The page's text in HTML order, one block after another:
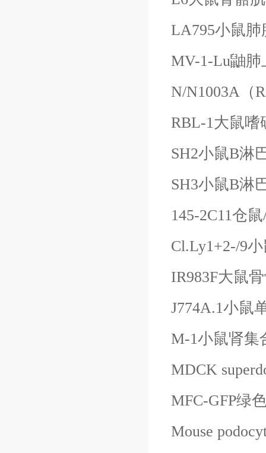
LA795小鼠
MV-1-Lu鼬肺
N/N1003A（
RBL-1大鼠嗜
SH2小鼠B淋
SH3小鼠B淋
145-2C11仓鼠
Cl.Ly1+2-/9
IR983F大鼠
J774A.1小鼠
M-1小鼠肾集
MDCK
MFC-GFP绿
Mouse